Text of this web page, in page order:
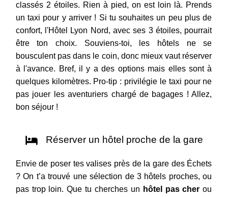
classés 2 étoiles. Rien à pied, on est loin là. Prends
un taxi pour y arriver ! Si tu souhaites un peu plus de
confort, l'Hôtel Lyon Nord, avec ses 3 étoiles, pourrait
être ton choix. Souviens-toi, les hôtels ne se
bousculent pas dans le coin, donc mieux vaut réserver
à l'avance. Bref, il y a des options mais elles sont à
quelques kilomètres. Pro-tip : privilégie le taxi pour ne
pas jouer les aventuriers chargé de bagages ! Allez,
bon séjour !
Réserver un hôtel proche de la gare
Envie de poser tes valises près de la gare des Échets
? On t’a trouvé une sélection de 3 hôtels proches, ou
pas trop loin. Que tu cherches un hôtel pas cher ou